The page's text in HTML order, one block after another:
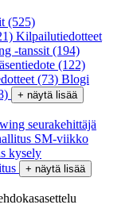
(525)
Kilpailutiedotteet
-tanssit (194)
(122)
(73) Blogi
+ näytä lisää
seurakehittäjä
SM-viikko
kysely
+ näytä lisää